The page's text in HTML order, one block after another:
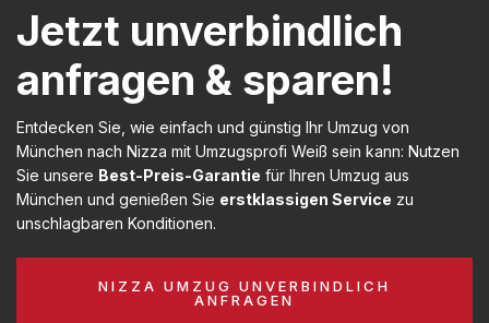
Jetzt unverbindlich
anfragen & sparen!
Entdecken Sie, wie einfach und günstig Ihr Umzug von
München nach Nizza mit Umzugsprofi Weiß sein kann: Nutzen
Sie unsere Best-Preis-Garantie für Ihren Umzug aus
München und genießen Sie erstklassigen Service zu
unschlagbaren Konditionen.
NIZZA UMZUG UNVERBINDLICH
ANFRAGEN